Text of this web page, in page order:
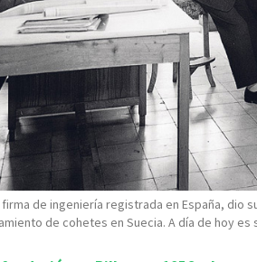
de ingeniería registrada en España,
de cohetes en Suecia. A día de hoy